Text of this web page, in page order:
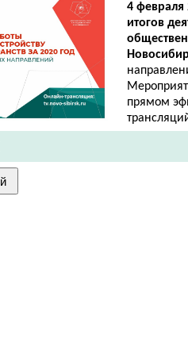
4 февраля
итогов
прямом